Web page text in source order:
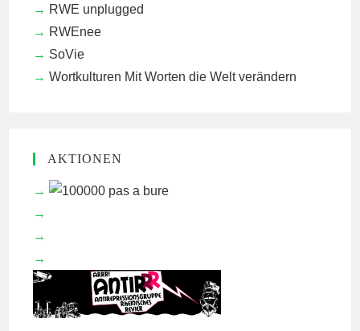
RWE unplugged
RWEnee
SoVie
Wortkulturen Mit Worten die Welt verändern
AKTIONEN